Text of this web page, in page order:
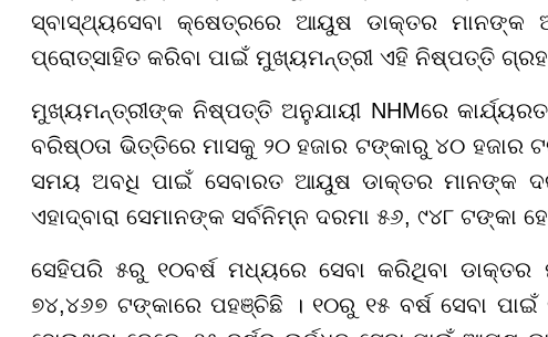
ସ୍ବାସ୍ଥ୍ୟସେବା କ୍ଷେତ୍ରରେ ଆୟୁଷ ଡାକ୍ତର ମାନଙ୍କ
ପ୍ରୋତ୍ସାହିତ କରିବା ପାଇଁ ମୁଖ୍ୟମନ୍ତ୍ରୀ ଏହି ନିଷ୍ପତ୍ତି
ମୁଖ୍ୟମନ୍ତ୍ରୀଙ୍କ ନିଷ୍ପତ୍ତି ଅନୁଯାୟୀ NHMରେ
ବରିଷ୍ଠତା ଭିତ୍ତିରେ ମାସକୁ ୨୦ ହଜାର ଟଙ୍କାରୁ ୪୦ ହଜାର
ସମୟ ଅବଧି ପାଇଁ ସେବାରତ ଆୟୁଷ ଡାକ୍ତର ମାନଙ୍କ
ଏହାଦ୍ବାରା ସେମାନଙ୍କ ସର୍ବନିମ୍ନ ଦରମା ୫୬, ୯୪୮ ଟଙ୍କା
ସେହିପରି ୫ରୁ ୧୦ବର୍ଷ ମଧ୍ୟରେ ସେବା କରିଥିବା
୭୪,୪୬୭ ଟଙ୍କାରେ ପହଞ୍ଚିଛି । ୧୦ରୁ ୧୫ ବର୍ଷ ସେବା